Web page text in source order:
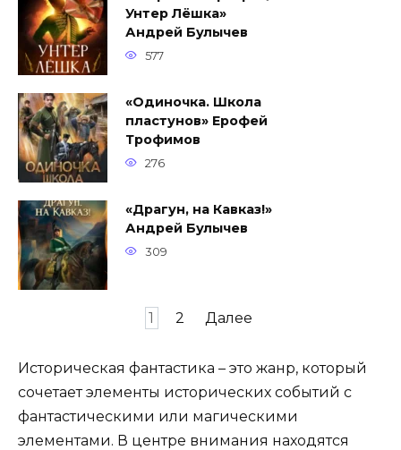
Унтер Лёшка»
Андрей Булычев
577
«Одиночка. Школа
пластунов» Ерофей
Трофимов
276
«Драгун, на Кавказ!»
Андрей Булычев
309
записям
1 2 Далее
Историческая фантастика – это жанр, который
сочетает элементы исторических событий с
фантастическими или магическими
элементами. В центре внимания находятся